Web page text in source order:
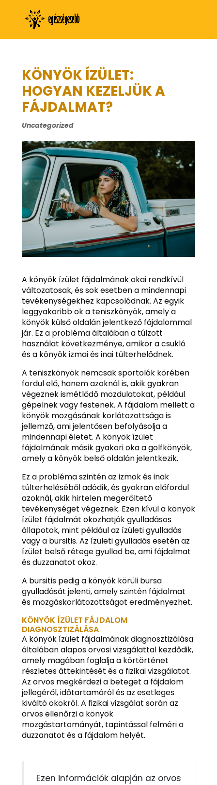
KÖNYÖK ÍZÜLET:
HOGYAN KEZELJÜK A
FÁJDALMAT?
Uncategorized
A könyök ízület fájdalmának okai rendkívül
változatosak, és sok esetben a mindennapi
tevékenységekhez kapcsolódnak. Az egyik
leggyakoribb ok a teniszkönyök, amely a
könyök külső oldalán jelentkező fájdalommal
jár. Ez a probléma általában a túlzott
használat következménye, amikor a csukló
és a könyök izmai és inai túlterhelődnek.
A teniszkönyök nemcsak sportolók körében
fordul elő, hanem azoknál is, akik gyakran
végeznek ismétlődő mozdulatokat, például
gépelnek vagy festenek. A fájdalom mellett a
könyök mozgásának korlátozottsága is
jellemző, ami jelentősen befolyásolja a
mindennapi életet. A könyök ízület
fájdalmának másik gyakori oka a golfkönyök,
amely a könyök belső oldalán jelentkezik.
Ez a probléma szintén az izmok és inak
túlterheléséből adódik, és gyakran előfordul
azoknál, akik hirtelen megerőltető
tevékenységet végeznek. Ezen kívül a könyök
ízület fájdalmát okozhatják gyulladásos
állapotok, mint például az ízületi gyulladás
vagy a bursitis. Az ízületi gyulladás esetén az
ízület belső rétege gyullad be, ami fájdalmat
és duzzanatot okoz.
A bursitis pedig a könyök körüli bursa
gyulladását jelenti, amely szintén fájdalmat
és mozgáskorlátozottságot eredményezhet.
KÖNYÖK ÍZÜLET FÁJDALOM
DIAGNOSZTIZÁLÁSA
A könyök ízület fájdalmának diagnosztizálása
általában alapos orvosi vizsgálattal kezdődik,
amely magában foglalja a kórtörténet
részletes áttekintését és a fizikai vizsgálatot.
Az orvos megkérdezi a beteget a fájdalom
jellegéről, időtartamáról és az esetleges
kiváltó okokról. A fizikai vizsgálat során az
orvos ellenőrzi a könyök
mozgástartományát, tapintással felméri a
duzzanatot és a fájdalom helyét.
Ezen információk alapján az orvos